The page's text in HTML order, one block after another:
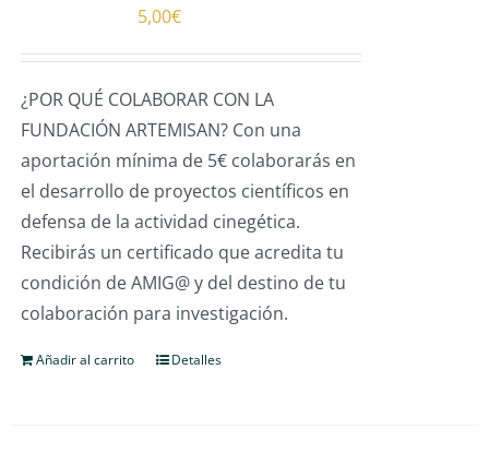
5,00€
¿POR QUÉ COLABORAR CON LA
FUNDACIÓN ARTEMISAN? Con una
aportación mínima de 5€ colaborarás en
el desarrollo de proyectos científicos en
defensa de la actividad cinegética.
Recibirás un certificado que acredita tu
condición de AMIG@ y del destino de tu
colaboración para investigación.
Añadir al carrito Detalles